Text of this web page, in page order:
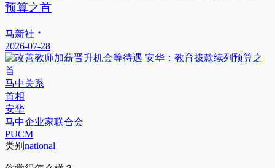
预算之首
马新社
2026-07-28
马中关系
首相
安华
马中企业家联合会
PUCM
类别 national